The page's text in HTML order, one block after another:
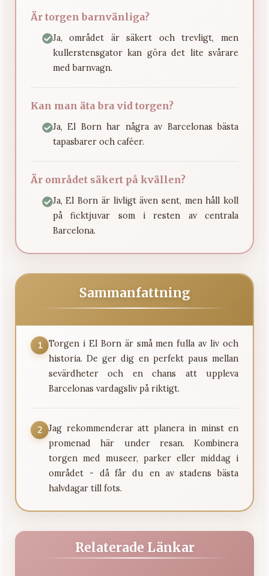
Är torgen barnvänliga?
Ja, området är säkert och trevligt, men
kullerstensgator kan göra det lite svårare
med barnvagn.
Kan man äta bra vid torgen?
Ja, El Born har några av Barcelonas bästa
tapasbarer och caféer.
Är området säkert på kvällen?
Ja, El Born är livligt även sent, men håll koll
på ficktjuvar som i resten av centrala
Barcelona.
Sammanfattning
1 Torgen i El Born är små men fulla av liv och
historia. De ger dig en perfekt paus mellan
sevärdheter och en chans att uppleva
Barcelonas vardagsliv på riktigt.
2
Jag rekommenderar att planera in minst en
promenad här under resan. Kombinera
torgen med museer, parker eller middag i
området - då får du en av stadens bästa
halvdagar till fots.
Relaterade Länkar